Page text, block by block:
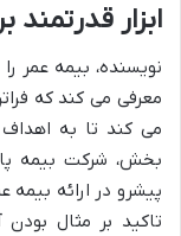
ابزار قدرتمند
نویسنده، بیمه عمر
معرفی می کند که
می کند تا به
بخش، شرکت بیمه
پیشرو در ارائه بیمه
تاکید بر مثال